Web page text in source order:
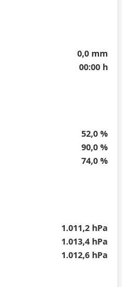
0,0 mm
00:00 h
52,0 %
90,0 %
74,0 %
1.011,2 hPa
1.013,4 hPa
1.012,6 hPa